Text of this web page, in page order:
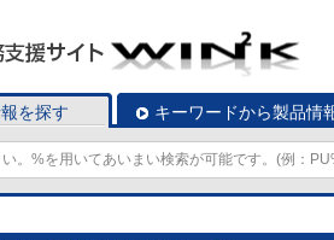
を探す キーワードから製品情